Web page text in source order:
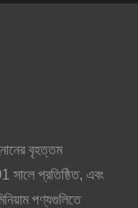
বৃহত্তম
সালে প্রতিষ্ঠিত, এবং
পণ্যগুলিতে